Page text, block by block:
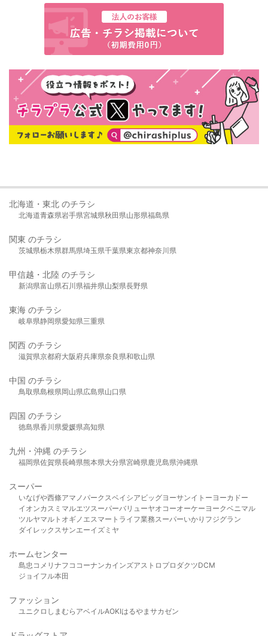
北海道・東北 のチラシ
北海道青森県岩手県宮城県秋田県山形県福島県
関東 のチラシ
茨城県栃木県群馬県埼玉県千葉県東京都神奈川県
甲信越・北陸 のチラシ
新潟県富山県石川県福井県山梨県長野県
東海 のチラシ
岐阜県静岡県愛知県三重県
関西 のチラシ
滋賀県京都府大阪府兵庫県奈良県和歌山県
中国 のチラシ
鳥取県島根県岡山県広島県山口県
四国 のチラシ
徳島県香川県愛媛県高知県
九州・沖縄 のチラシ
福岡県佐賀県長崎県熊本県大分県宮崎県鹿児島県沖縄県
スーパー
いなげや西條アマノパークスベイシア ビッグヨーサンイトーヨーカドー
イオンカスミ マルエツスーパーバリューヤオコーオーケー ヨークベニマル
ツルヤマルト オギノ エスマート ライフ業務スーパーいかり フジグラン
ダイレックスサンエーイズミヤ
ホームセンター
島忠 コメリ ナフコ コーナンカインズアストロプロダクツDCM
ジョイフル本田
ファッション
ユニクロ しまむら アベイルAOKIはるやま サカゼン